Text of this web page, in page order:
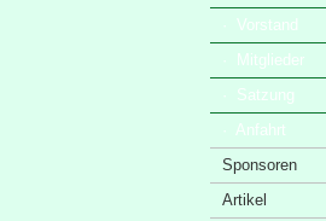
· Vorstand
· Mitglieder
· Satzung
· Anfahrt
Sponsoren
Artikel